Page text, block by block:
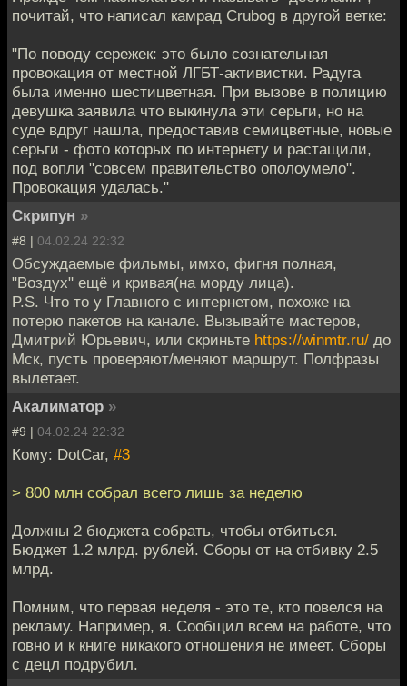
почитай, что написал камрад Crubog в другой ветке:
"По поводу сережек: это было сознательная
провокация от местной ЛГБТ-активистки. Радуга
была именно шестицветная. При вызове в полицию
девушка заявила что выкинула эти серьги, но на
суде вдруг нашла, предоставив семицветные, новые
серьги - фото которых по интернету и растащили,
под вопли "совсем правительство ополоумело".
Провокация удалась."
Скрипун »
#8 | 04.02.24 22:32
Обсуждаемые фильмы, имхо, фигня полная,
"Воздух" ещё и кривая(на морду лица).
P.S. Что то у Главного с интернетом, похоже на
потерю пакетов на канале. Вызывайте мастеров,
Дмитрий Юрьевич, или скриньте https://winmtr.ru/ до
Мск, пусть проверяют/меняют маршрут. Полфразы
вылетает.
Акалиматор »
#9 | 04.02.24 22:32
Кому: DotCar, #3
> 800 млн собрал всего лишь за неделю
Должны 2 бюджета собрать, чтобы отбиться.
Бюджет 1.2 млрд. рублей. Сборы от на отбивку 2.5
млрд.
Помним, что первая неделя - это те, кто повелся на
рекламу. Например, я. Сообщил всем на работе, что
говно и к книге никакого отношения не имеет. Сборы
с децл подрубил.